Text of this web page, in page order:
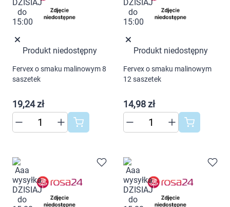
Korzystamy z plików cookies w celu
preferencji. Więcej informacji znajdziesz w
naszejpolityce prywatności. Możesz określić
warunki przechowywania lub dostępu do
cookies poprzez kliknięcie przycisku
ustawienia wszystkich cookies klikając
Produkt niedostępny
Fervex o smaku malinowym 8
saszetek
19,24 zł
Produkt niedostępny
Fervex o smaku malinowym
12 saszetek
14,98 zł